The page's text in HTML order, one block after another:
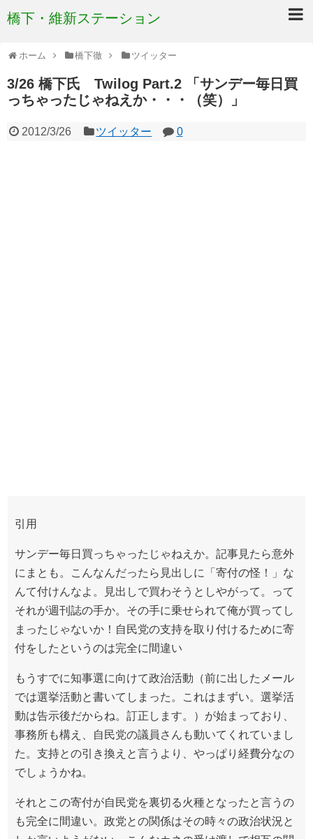
橋下・維新ステーション
ホーム 橋下徹 ツイッター
3/26 橋下氏 Twilog Part.2 「サンデー毎日買
っちゃったじゃねえか・・・（笑）」
2012/3/26 ツイッター 0
引用
サンデー毎日買っちゃったじゃねえか。記事見たら意外
にまとも。こんなんだったら見出しに「寄付の怪！」な
んて付けんなよ。見出しで買わそうとしやがって。って
それが週刊誌の手か。その手に乗せられて俺が買ってし
まったじゃないか！自民党の支持を取り付けるために寄
付をしたというのは完全に間違い
もうすでに知事選に向けて政治活動（前に出したメール
では選挙活動と書いてしまった。これはまずい。選挙活
動は告示後だからね。訂正します。）が始まっており、
事務所も構え、自民党の議員さんも動いてくれていまし
た。支持との引き換えと言うより、やっぱり経費分なの
でしょうかね。
それとこの寄付が自民党を裏切る火種となったと言うの
も完全に間違い。政党との関係はその時々の政治状況と